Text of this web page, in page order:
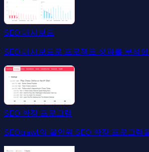
SEO 대시보드
SEO 대시보드로 프로젝트 성과를 분석
SEO 확장 프로그램
SEOcrawl의 올인원 SEO 확장 프로그램